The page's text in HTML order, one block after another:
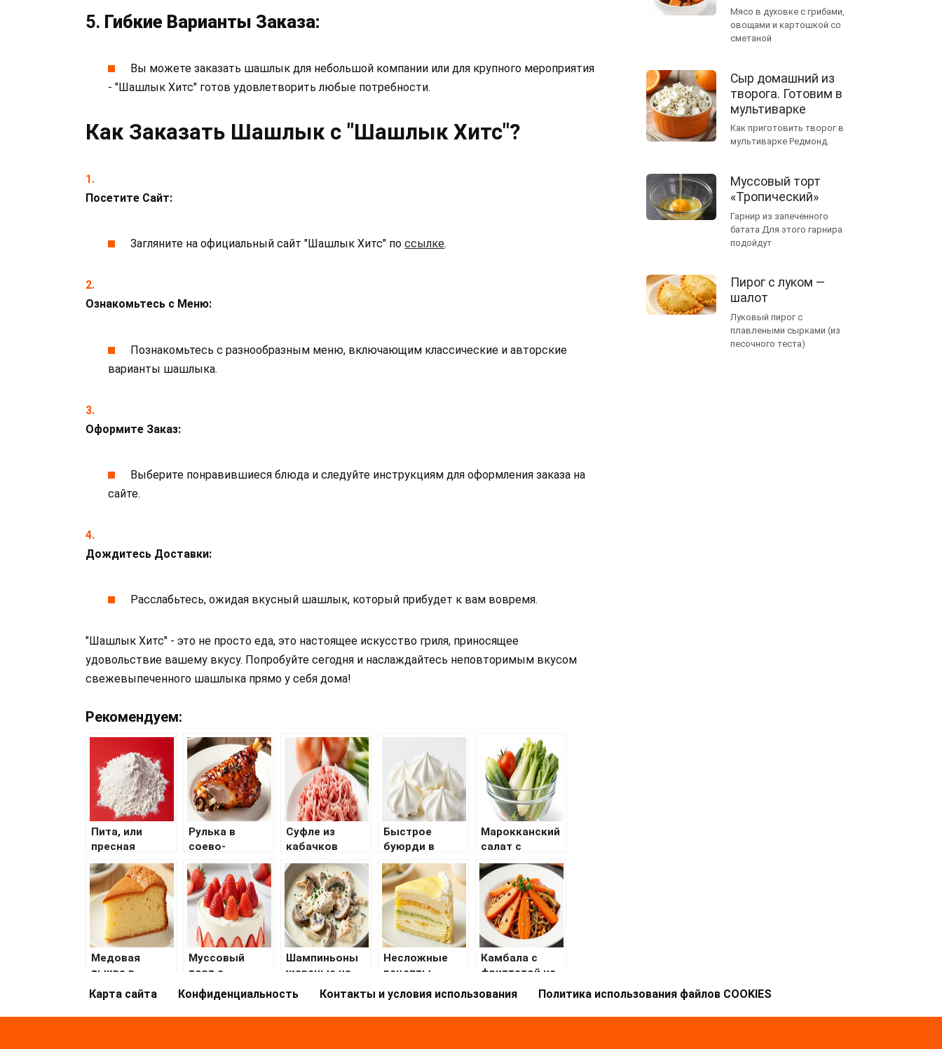
5. Гибкие Варианты Заказа:
Вы можете заказать шашлык для небольшой компании или для крупного мероприятия
- "Шашлык Хитс" готов удовлетворить любые потребности.
Как Заказать Шашлык с "Шашлык Хитс"?
Посетите Сайт:
Загляните на официальный сайт "Шашлык Хитс" поссылке.
Ознакомьтесь с Меню:
Познакомьтесь с разнообразным меню, включающим классические и авторские
варианты шашлыка.
Оформите Заказ:
Выберите понравившиеся блюда и следуйте инструкциям для оформления заказа на
сайте.
Дождитесь Доставки:
Расслабьтесь, ожидая вкусный шашлык, который прибудет к вам вовремя.
"Шашлык Хитс" - это не просто еда, это настоящее искусство гриля, приносящее
удовольствие вашему вкусу. Попробуйте сегодня и наслаждайтесь неповторимым вкусом
свежевыпеченного шашлыка прямо у себя дома!
Рекомендуем:
Пита, или
пресная
лепешка
Рулька в
соево-
горчичном
маринаде в
духовке
Суфле из
кабачков
Быстрое
буюрди в
микроволновк
е
Марокканский
салат с
морковью и
апельсинами
Медовая
тыква в
мультиварке
Муссовый
торт с
клубникой
Шампиньоны
жареные на
сковороде со
сметаной
Несложные
рецепты
салатов
Камбала с
фриттатой на
Мясо в духовке с грибами,
овощами и картошкой со
сметаной
Сыр домашний из
творога. Готовим в
мультиварке
Как приготовить творог в
мультиварке Редмонд.
Муссовый торт
«Тропический»
Гарнир из запеченного
батата Для этого гарнира
подойдут
Пирог с луком —
шалот
Луковый пирог с
плавлеными сырками (из
песочного теста)
Карта сайта Конфиденциальность Контакты и условия использования Политика использования файлов COOKIES